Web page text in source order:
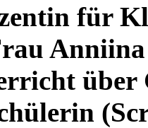
für
über